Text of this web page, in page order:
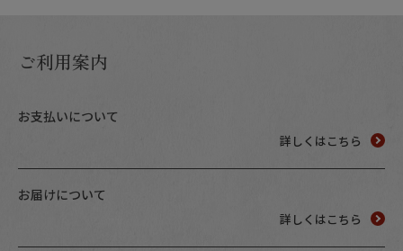
ご利用案内
お支払いについて
詳しくはこちら
お届けについて
詳しくはこちら